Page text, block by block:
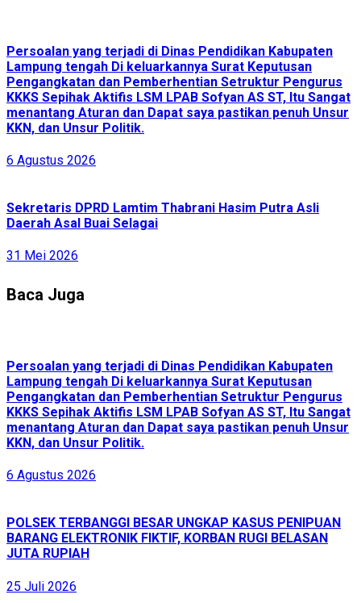
Persoalan yang terjadi di Dinas Pendidikan Kabupaten
Lampung tengah Di keluarkannya Surat Keputusan
Pengangkatan dan Pemberhentian Setruktur Pengurus
KKKS Sepihak Aktifis LSM LPAB Sofyan AS ST, Itu Sangat
menantang Aturan dan Dapat saya pastikan penuh Unsur
KKN, dan Unsur Politik.
6 Agustus 2026
Sekretaris DPRD Lamtim Thabrani Hasim Putra Asli
Daerah Asal Buai Selagai
31 Mei 2026
Baca Juga
Persoalan yang terjadi di Dinas Pendidikan Kabupaten
Lampung tengah Di keluarkannya Surat Keputusan
Pengangkatan dan Pemberhentian Setruktur Pengurus
KKKS Sepihak Aktifis LSM LPAB Sofyan AS ST, Itu Sangat
menantang Aturan dan Dapat saya pastikan penuh Unsur
KKN, dan Unsur Politik.
6 Agustus 2026
POLSEK TERBANGGI BESAR UNGKAP KASUS PENIPUAN
BARANG ELEKTRONIK FIKTIF, KORBAN RUGI BELASAN
JUTA RUPIAH
25 Juli 2026